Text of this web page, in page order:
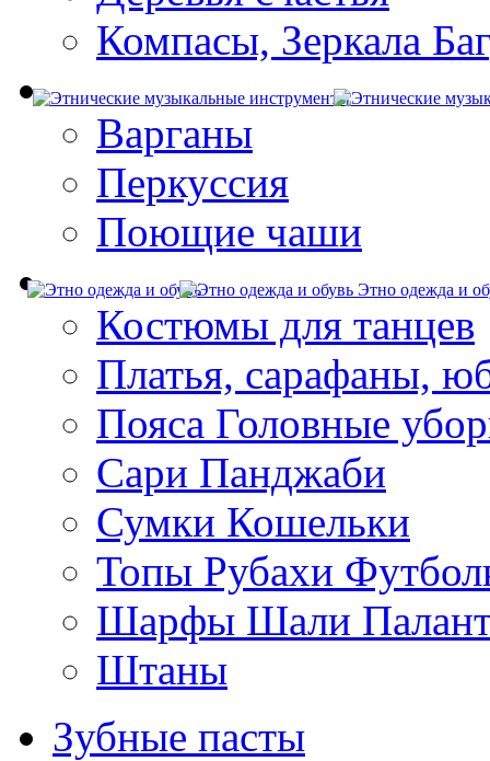
Компасы, Зеркала
Варганы
Перкуссия
Поющие чаши
Этно одежда и
Костюмы для танцев
Платья, сарафаны,
Пояса Головные
Сари Панджаби
Сумки Кошельки
Топы Рубахи
Шарфы Шали
Штаны
Зубные пасты